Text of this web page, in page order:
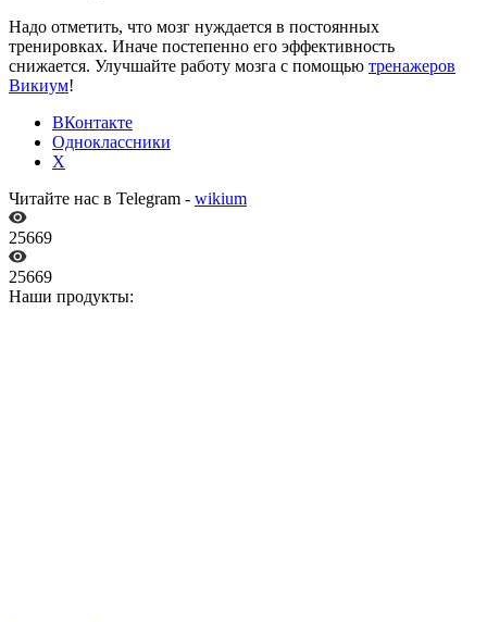
Надо отметить, что мозг нуждается в постоянных
тренировках. Иначе постепенно его эффективность
снижается. Улучшайте работу мозга с помощью тренажеров
Викиум!
ВКонтакте
Одноклассники
X
Читайте нас в Telegram - wikium
25669
25669
Наши продукты: